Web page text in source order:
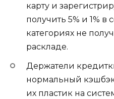
карту и
получить 5% и 1% в
категориях не
раскладе.
Держатели
нормальный кэшбэк
их пластик на